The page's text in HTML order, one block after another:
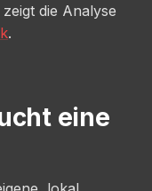
die Analyse
.
eine